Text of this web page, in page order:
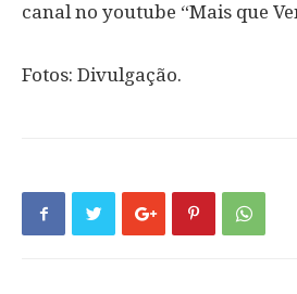
canal no youtube “Mais que
Fotos: Divulgação.